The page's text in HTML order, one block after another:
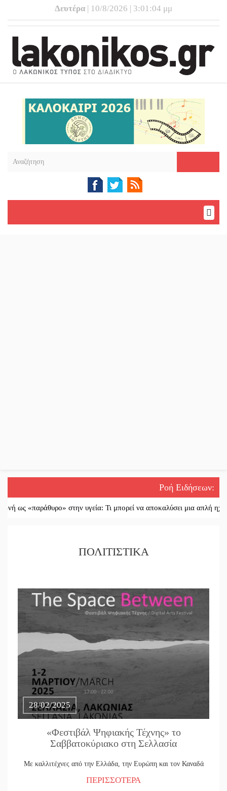
Δευτέρα | 10/8/2026 | 3:01:05 μμ
Ροή Ειδήσεων:
στην υγεία: Τι μπορεί να αποκαλύσει μια απλή ηχογράφηση ||
ΠΟΛΙΤΙΣΤΙΚΑ
28/02/2025
«Φεστιβάλ Ψηφιακής Τέχνης» το
Σαββατοκύριακο στη Σελλασία
Με καλλιτέχνες από την Ελλάδα, την Ευρώπη και τον Καναδά
ΠΕΡΙΣΣΟΤΕΡΑ